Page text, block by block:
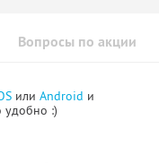
Вопросы по акции
или Android и
удобно :)